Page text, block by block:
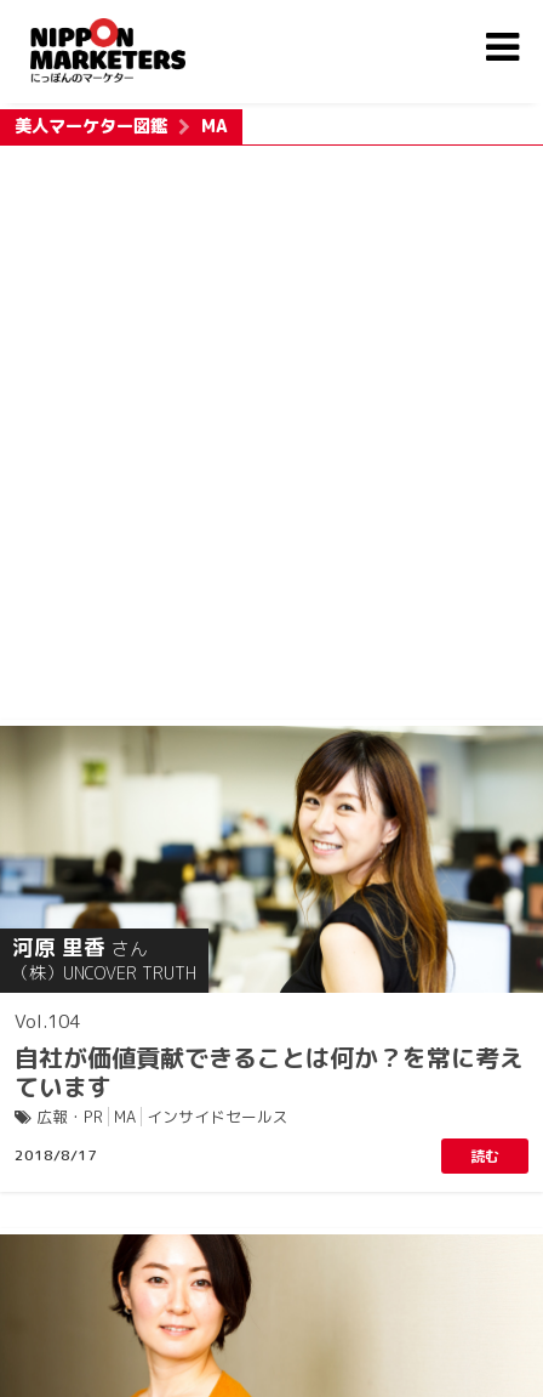
美人マーケター図鑑 MA
河原 里香 さん
（株）UNCOVER TRUTH
104
自社が価値貢献できることは何か？を常に考え
ています
広報・PR MA インサイドセールス
2018/8/17 読む